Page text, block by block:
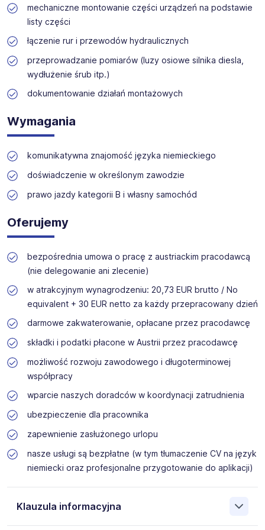
zapewnia wsparcie na każdym etapie rekrutacji.
mechaniczne montowanie części urządzeń na podstawie
listy części
łączenie rur i przewodów hydraulicznych
przeprowadzanie pomiarów (luzy osiowe silnika diesla,
wydłużenie śrub itp.)
dokumentowanie działań montażowych
Wymagania
komunikatywna znajomość języka niemieckiego
doświadczenie w określonym zawodzie
prawo jazdy kategorii B i własny samochód
Oferujemy
bezpośrednia umowa o pracę z austriackim pracodawcą
(nie delegowanie ani zlecenie)
w atrakcyjnym wynagrodzeniu: 20,73 EUR brutto / No
equivalent + 30 EUR netto za każdy przepracowany dzień
darmowe zakwaterowanie, opłacane przez pracodawcę
składki i podatki płacone w Austrii przez pracodawcę
możliwość rozwoju zawodowego i długoterminowej
współpracy
wparcie naszych doradców w koordynacji zatrudnienia
ubezpieczenie dla pracownika
zapewnienie zasłużonego urlopu
nasze usługi są bezpłatne (w tym tłumaczenie CV na język
niemiecki oraz profesjonalne przygotowanie do aplikacji)
Klauzula informacyjna